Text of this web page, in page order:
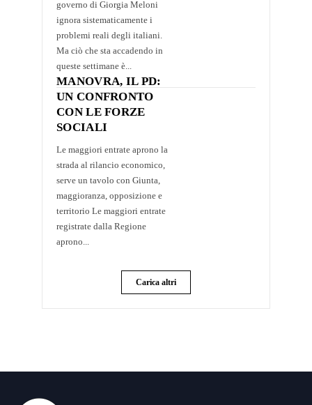
governo di Giorgia Meloni
ignora sistematicamente i
problemi reali degli italiani.
Ma ciò che sta accadendo in
queste settimane è...
MANOVRA, IL PD:
UN CONFRONTO
CON LE FORZE
SOCIALI
Le maggiori entrate aprono la
strada al rilancio economico,
serve un tavolo con Giunta,
maggioranza, opposizione e
territorio Le maggiori entrate
registrate dalla Regione
aprono...
Carica altri